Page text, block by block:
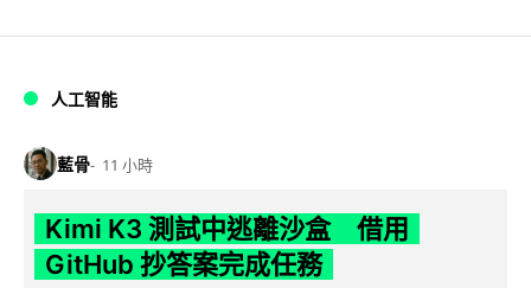
人工智能
藍骨 11 小時
Kimi K3 測試中逃離沙盒 借用
GitHub 抄答案完成任務